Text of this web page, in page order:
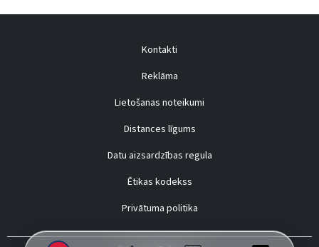
Kontakti
Reklāma
Lietošanas noteikumi
Distances līgums
Datu aizsardzības regula
Ētikas kodekss
Privātuma politika